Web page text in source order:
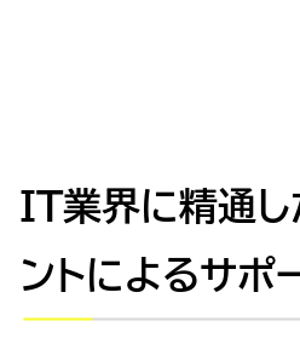
IT業界に精通し
ントによるサポ